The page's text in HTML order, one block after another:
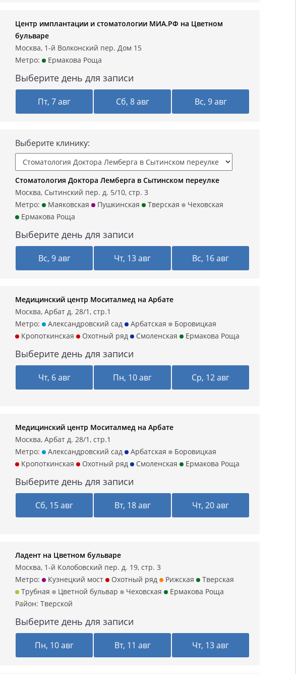
Центр имплантации и стоматологии МИА.РФ на Цветном
бульваре
Москва, 1-й Волконский пер. Дом 15
Метро:
Ермакова Роща
Выберите день для записи
Пт, 7 авг Сб, 8 авг Вс, 9 авг
Выберите клинику:
Стоматология Доктора Лемберга в Сытинском переулке
Москва, Сытинский пер. д. 5/10, стр. 3
Метро:
Маяковская Пушкинская Тверская
Чеховская
Ермакова Роща
Выберите день для записи
Вс, 9 авг Чт, 13 авг Вс, 16 авг
Медицинский центр Моситалмед на Арбате
Москва, Арбат д. 28/1, стр.1
Метро:
Александровский сад Арбатская
Боровицкая
Кропоткинская
Охотный ряд Смоленская Ермакова Роща
Выберите день для записи
Чт, 6 авг Пн, 10 авг Ср, 12 авг
Медицинский центр Моситалмед на Арбате
Москва, Арбат д. 28/1, стр.1
Метро:
Александровский сад Арбатская
Боровицкая
Кропоткинская
Охотный ряд Смоленская Ермакова Роща
Выберите день для записи
Сб, 15 авг Вт, 18 авг Чт, 20 авг
Ладент на Цветном бульваре
Москва, 1-й Колобовский пер. д. 19, стр. 3
Метро:
Кузнецкий мост Охотный ряд Рижская
Тверская
Трубная
Цветной бульвар Чеховская
Ермакова Роща
Район: Тверской
Выберите день для записи
Пн, 10 авг Вт, 11 авг Чт, 13 авг